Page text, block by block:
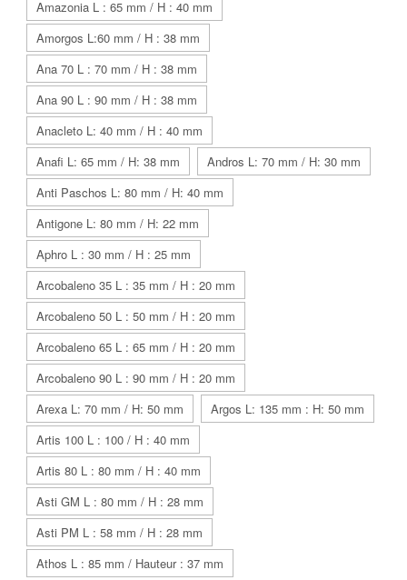
Amazonia L : 65 mm / H : 40 mm
Amorgos L:60 mm / H : 38 mm
Ana 70 L : 70 mm / H : 38 mm
Ana 90 L : 90 mm / H : 38 mm
Anacleto L: 40 mm / H : 40 mm
Anafi L: 65 mm / H: 38 mm
Andros L: 70 mm / H: 30 mm
Anti Paschos L: 80 mm / H: 40 mm
Antigone L: 80 mm / H: 22 mm
Aphro L : 30 mm / H : 25 mm
Arcobaleno 35 L : 35 mm / H : 20 mm
Arcobaleno 50 L : 50 mm / H : 20 mm
Arcobaleno 65 L : 65 mm / H : 20 mm
Arcobaleno 90 L : 90 mm / H : 20 mm
Arexa L: 70 mm / H: 50 mm
Argos L: 135 mm : H: 50 mm
Artis 100 L : 100 / H : 40 mm
Artis 80 L : 80 mm / H : 40 mm
Asti GM L : 80 mm / H : 28 mm
Asti PM L : 58 mm / H : 28 mm
Athos L : 85 mm / Hauteur : 37 mm